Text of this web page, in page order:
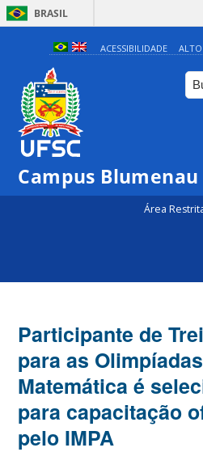
BRASIL
ACESSIBILIDADE
Campus Blumenau
Área
Participante de
para as
Matemática é
para capacitação
pelo IMPA